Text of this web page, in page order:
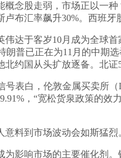
股走弱，市场正以一种 “
布汇率飙升30%。西班牙
于客岁10月成为全球首
朗普已正在为11月的中
约国从头扩放逐备。北
表白，伦敦金属买卖所（
，“宽松货泉政策的
到市场波动会如斯猛烈
响市场的主要催化剂。